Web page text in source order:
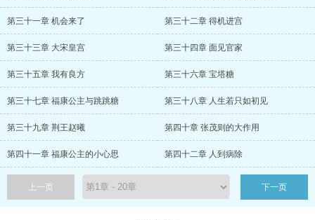
第三十一章 机会来了 第三十二章 得机进宫
第三十三章 大宋皇宫 第三十四章 面见官家
第三十五章 我有良方 第三十六章 宝塔糖
第三十七章 福康公主与跳跳糖 第三十八章 人生若只如初见
第三十九章 荆王赵曦 第四十章 张茂则的大作用
第四十一章 福康公主的小心思 第四十二章 人到病除
上一页 下一页